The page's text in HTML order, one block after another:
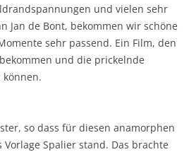
und vielen sehr
Jan de Bont, bekommen wir schöne
sehr passend. Ein Film, den
und die prickelnde
so dass für diesen anamorphen
Spalier stand. Das brachte